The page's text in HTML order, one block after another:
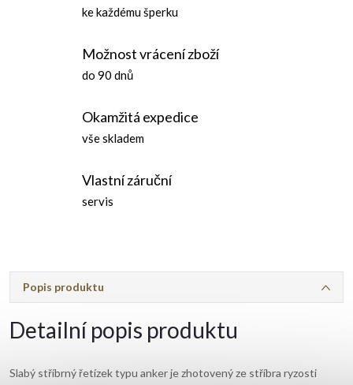
ke každému šperku
Možnost vrácení zboží
do 90 dnů
Okamžitá expedice
vše skladem
Vlastní záruční
servis
Popis produktu
Detailní popis produktu
Slabý stříbrný řetízek typu anker je zhotovený ze stříbra ryzosti